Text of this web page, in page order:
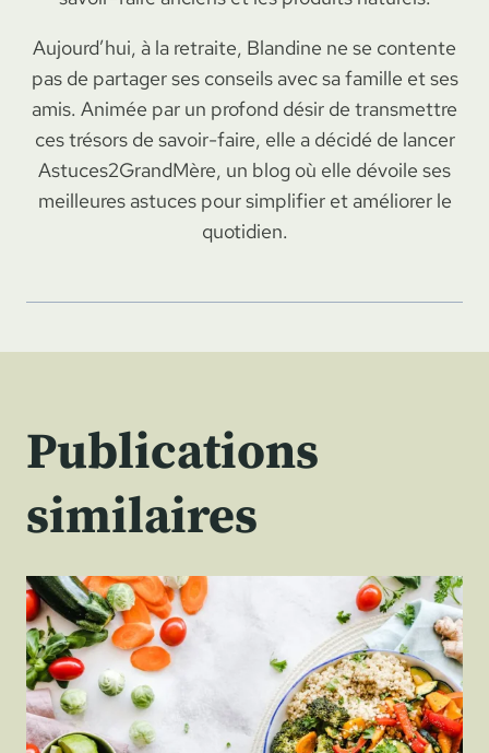
Aujourd’hui, à la retraite, Blandine ne se contente
pas de partager ses conseils avec sa famille et ses
amis. Animée par un profond désir de transmettre
ces trésors de savoir-faire, elle a décidé de lancer
Astuces2GrandMère, un blog où elle dévoile ses
meilleures astuces pour simplifier et améliorer le
quotidien.
Publications
similaires